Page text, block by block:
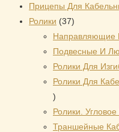
Прицепы Для
Ролики 3737
товаров
Направляющие
Подвесные И
Ролики Для
Ролики Для
11
товаров
Ролики.
Траншейные